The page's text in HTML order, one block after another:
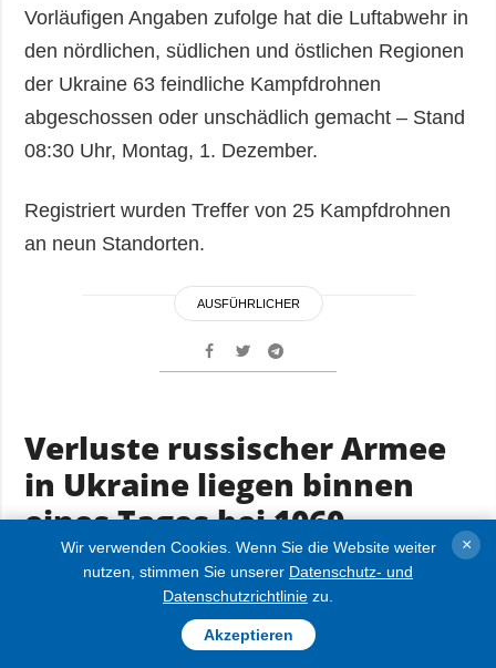
Vorläufigen Angaben zufolge hat die Luftabwehr in
den nördlichen, südlichen und östlichen Regionen
der Ukraine 63 feindliche Kampfdrohnen
abgeschossen oder unschädlich gemacht – Stand
08:30 Uhr, Montag, 1. Dezember.
Registriert wurden Treffer von 25 Kampfdrohnen
an neun Standorten.
AUSFÜHRLICHER
Verluste russischer Armee
in Ukraine liegen binnen
eines Tages bei 1060
Besatzern
Wir verwenden Cookies. Wenn Sie die Website weiter
nutzen, stimmen Sie unserer Datenschutz- und
Datenschutzrichtlinie zu.
Akzeptieren
×